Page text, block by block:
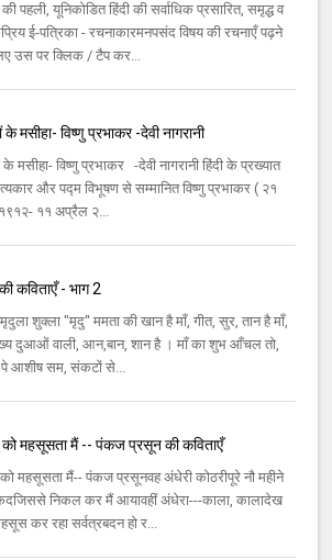
की पहली, यूनिकोडित हिंदी की सर्वाधिक प्रसारित, समृद्ध व
ई-पत्रिका - रचनाकारमनपसंद विषय की रचनाएँ पढ़ने
उस पर क्लिक / टैप कर...
के मसीहा- विष्णु प्रभाकर -देवी नागरानी
के मसीहा- विष्णु प्रभाकर -देवी नागरानी हिंदी के प्रख्यात
और पद्म विभूषण से सम्मानित विष्णु प्रभाकर ( २१
११ अप्रैल २...
कविताएँ - भाग 2
शुक्ला "मृदु" ममता की खान है माँ, गीत, सुर, तान है माँ,
दुआओं वाली, आन,बान, शान है । माँ का शुभ आँचल तो,
पे आशीष सम, संकटों से...
को महसूसता मैं -- पंकज प्रसून की कविताएँ
महसूसता मैं-- पंकज प्रसूनवह अंधेरी कोठरीपूरे नौ महीने
निकल कर मैं आयावहीं अंधेरा---काला, कालादेख
कर रहा सर्वत्रबदन हो र...